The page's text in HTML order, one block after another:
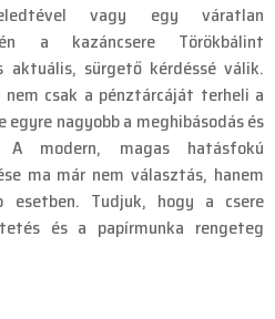
vagy egy váratlan
a kazáncsere Törökbálint
aktuális, sürgető kérdéssé válik.
csak a pénztárcáját terheli a
nagyobb a meghibásodás és
modern, magas hatásfokú
ma már nem választás, hanem
esetben. Tudjuk, hogy a csere
és a papírmunka rengeteg